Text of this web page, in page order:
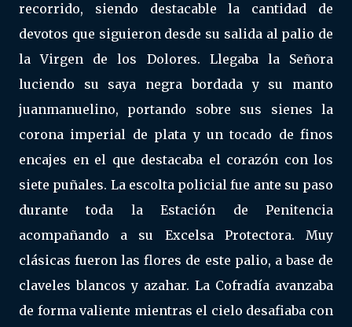
recorrido, siendo destacable la cantidad de
devotos que siguieron desde su salida al palio de
la Virgen de los Dolores. Llegaba la Señora
luciendo su saya negra bordada y su manto
juanmanuelino, portando sobre sus sienes la
corona imperial de plata y un tocado de finos
encajes en el que destacaba el corazón con los
siete puñales. La escolta policial fue ante su paso
durante toda la Estación de Penitencia
acompañando a su Excelsa Protectora. Muy
clásicas fueron las flores de este palio, a base de
claveles blancos y azahar. La Cofradía avanzaba
de forma valiente mientras el cielo desafiaba con